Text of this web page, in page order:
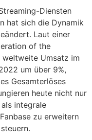
Diensten
hat sich die Dynamik
Laut einer
of the
Umsatz im
um über 9%,
Gesamterlöses
heute nicht nur
integrale
zu erweitern